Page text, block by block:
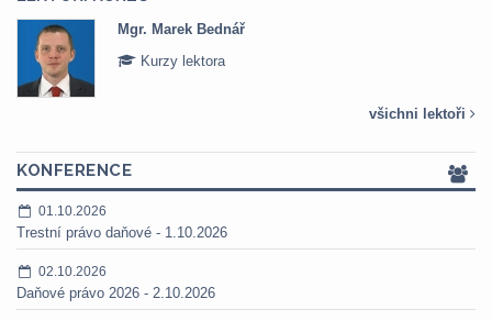
Mgr. Marek Bednář
Kurzy lektora
všichni lektoři
KONFERENCE
01.10.2026
Trestní právo daňové - 1.10.2026
02.10.2026
Daňové právo 2026 - 2.10.2026